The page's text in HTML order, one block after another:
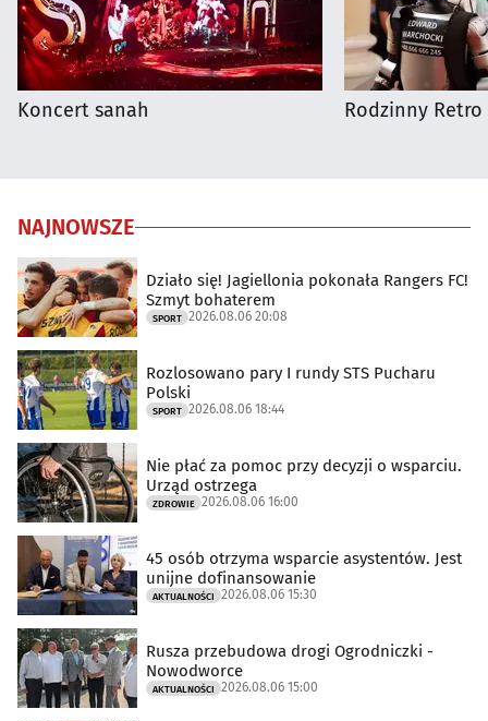
Koncert sanah Rodzinny Retro
NAJNOWSZE
Działo się! Jagiellonia pokonała Rangers FC!
Szmyt bohaterem
SPORT 2026.08.06 20:08
Rozlosowano pary I rundy STS Pucharu
Polski
SPORT 2026.08.06 18:44
Nie płać za pomoc przy decyzji o wsparciu.
Urząd ostrzega
ZDROWIE 2026.08.06 16:00
45 osób otrzyma wsparcie asystentów. Jest
unijne dofinansowanie
AKTUALNOŚCI 2026.08.06 15:30
Rusza przebudowa drogi Ogrodniczki -
Nowodworce
AKTUALNOŚCI 2026.08.06 15:00